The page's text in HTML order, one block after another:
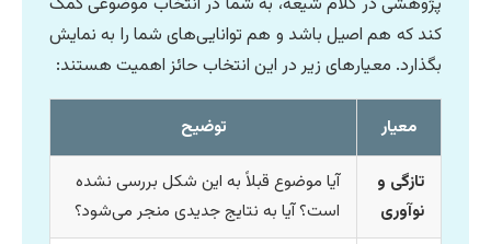
کند که هم اصیل باشد و هم توانایی‌های شما را به نمایش
بگذارد. معیارهای زیر در این انتخاب حائز اهمیت هستند:
معیار توضیح
تازگی و
نوآوری
آیا موضوع قبلاً به این شکل بررسی نشده
است؟ آیا به نتایج جدیدی منجر می‌شود؟